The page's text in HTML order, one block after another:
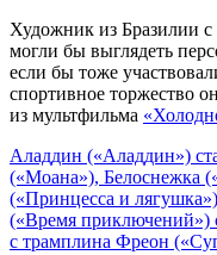
Художник из Бразилии
могли бы выглядеть
если бы тоже
спортивное торжество
из мультфильма
Аладдин («Аладдин»)
(«Моана»), Белоснежка
(«Принцесса и
(«Время приключений»)
с трамплина Фреон